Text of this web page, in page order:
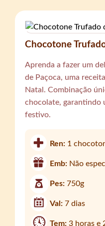
Chocotone
Aprenda a fazer um
de Paçoca, uma
Natal. Combinação
chocolate, garantindo
festivo.
Ren: 1
Emb: Não
Pes:750g
Val:7 dias
Tem:3 horas e